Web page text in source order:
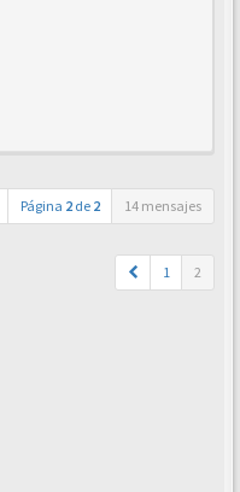
Página 2 de 2 14 mensajes
1 2